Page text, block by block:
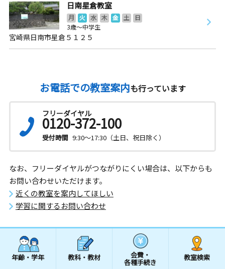
日南星倉教室
月 火 水 木 金 土
日
3歳～中学生
宮崎県日南市星倉５１２５
お電話での教室案内も行っています
フリーダイヤル
0120-372-100
受付時間 9:30～17:30（土日、祝日除く）
なお、フリーダイヤルがつながりにくい場合は、以下からも
お問い合わせいただけます。
近くの教室を案内してほしい
学習に関するお問い合わせ
年齢・学年 教科・教材 会費・
各種手続き
教室検索